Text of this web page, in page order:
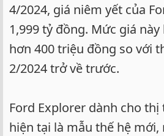
4/2024, giá niêm yết của
1,999 tỷ đồng. Mức giá
hơn 400 triệu đồng so với
2/2024 trở về trước.
Ford Explorer dành cho
hiện tại là mẫu thế hệ